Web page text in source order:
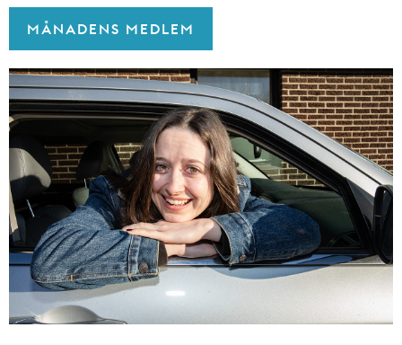
MÅNADENS MEDLEM